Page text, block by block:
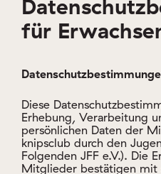
für
Diese
Erhebung,
persönlichen Daten der
knipsclub durch den
Folgenden JFF e.V.). Die
Mitglieder bestätigen
Kindes zum
haben. Deshalb ist es
auf einen Computer